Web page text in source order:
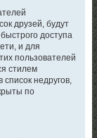
друзей, будут
доступа
и для
пользователей
стилем
недругов,
по